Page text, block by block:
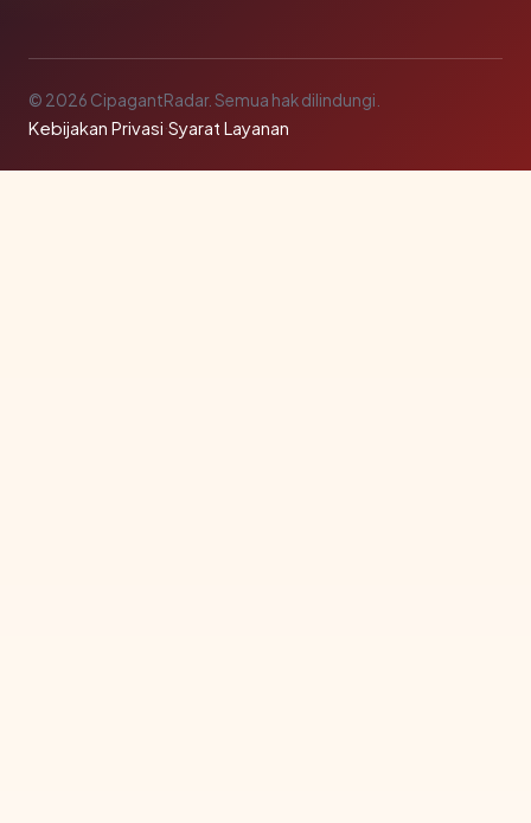
© 2026 CipagantRadar. Semua hak dilindungi.
Kebijakan Privasi·Syarat Layanan